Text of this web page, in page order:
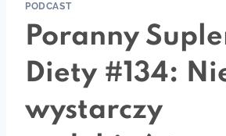
PODCAST
Poranny
Diety #134:
wystarczy